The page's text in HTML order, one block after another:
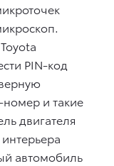
PIN-код
и такие
двигателя
автомобиль